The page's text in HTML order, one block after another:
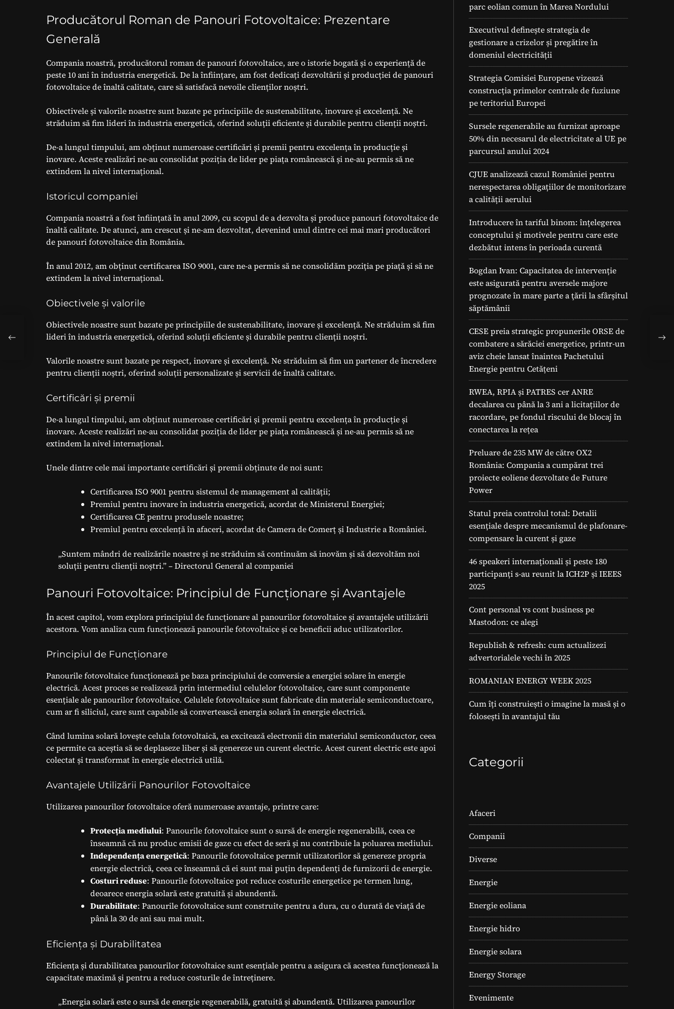
Producătorul Roman de Panouri Fotovoltaice: Prezentare
Generală
Compania noastră, producătorul roman de panouri fotovoltaice, are o istorie bogată și o experiență de
peste 10 ani în industria energetică. De la înființare, am fost dedicați dezvoltării și producției de panouri
fotovoltaice de înaltă calitate, care să satisfacă nevoile clienților noștri.
Obiectivele și valorile noastre sunt bazate pe principiile de sustenabilitate, inovare și excelență. Ne
străduim să fim lideri în industria energetică, oferind soluții eficiente și durabile pentru clienții noștri.
De-a lungul timpului, am obținut numeroase certificări și premii pentru excelența în producție și
inovare. Aceste realizări ne-au consolidat poziția de lider pe piața românească și ne-au permis să ne
extindem la nivel internațional.
Istoricul companiei
Compania noastră a fost înființată în anul 2009, cu scopul de a dezvolta și produce panouri fotovoltaice de
înaltă calitate. De atunci, am crescut și ne-am dezvoltat, devenind unul dintre cei mai mari producători
de panouri fotovoltaice din România.
În anul 2012, am obținut certificarea ISO 9001, care ne-a permis să ne consolidăm poziția pe piață și să ne
extindem la nivel internațional.
Obiectivele și valorile
Obiectivele noastre sunt bazate pe principiile de sustenabilitate, inovare și excelență. Ne străduim să fim
lideri în industria energetică, oferind soluții eficiente și durabile pentru clienții noștri.
Valorile noastre sunt bazate pe respect, inovare și excelență. Ne străduim să fim un partener de încredere
pentru clienții noștri, oferind soluții personalizate și servicii de înaltă calitate.
Certificări și premii
De-a lungul timpului, am obținut numeroase certificări și premii pentru excelența în producție și
inovare. Aceste realizări ne-au consolidat poziția de lider pe piața românească și ne-au permis să ne
extindem la nivel internațional.
Unele dintre cele mai importante certificări și premii obținute de noi sunt:
Certificarea ISO 9001 pentru sistemul de management al calității;
Premiul pentru inovare în industria energetică, acordat de Ministerul Energiei;
Certificarea CE pentru produsele noastre;
Premiul pentru excelență în afaceri, acordat de Camera de Comerț și Industrie a României.
„Suntem mândri de realizările noastre și ne străduim să continuăm să inovăm și să dezvoltăm noi
soluții pentru clienții noștri.” – Directorul General al companiei
Panouri Fotovoltaice: Principiul de Funcționare și Avantajele
În acest capitol, vom explora principiul de funcționare al panourilor fotovoltaice și avantajele utilizării
acestora. Vom analiza cum funcționează panourile fotovoltaice și ce beneficii aduc utilizatorilor.
Principiul de Funcționare
Panourile fotovoltaice funcționează pe baza principiului de conversie a energiei solare în energie
electrică. Acest proces se realizează prin intermediul celulelor fotovoltaice, care sunt componente
esențiale ale panourilor fotovoltaice. Celulele fotovoltaice sunt fabricate din materiale semiconductoare,
cum ar fi siliciul, care sunt capabile să convertească energia solară în energie electrică.
Când lumina solară lovește celula fotovoltaică, ea excitează electronii din materialul semiconductor, ceea
ce permite ca aceștia să se deplaseze liber și să genereze un curent electric. Acest curent electric este apoi
colectat și transformat în energie electrică utilă.
Avantajele Utilizării Panourilor Fotovoltaice
Utilizarea panourilor fotovoltaice oferă numeroase avantaje, printre care:
Protecția mediului: Panourile fotovoltaice sunt o sursă de energie regenerabilă, ceea ce
înseamnă că nu produc emisii de gaze cu efect de seră și nu contribuie la poluarea mediului.
Independența energetică: Panourile fotovoltaice permit utilizatorilor să genereze propria
energie electrică, ceea ce înseamnă că ei sunt mai puțin dependenți de furnizorii de energie.
Costuri reduse: Panourile fotovoltaice pot reduce costurile energetice pe termen lung,
deoarece energia solară este gratuită și abundentă.
Durabilitate: Panourile fotovoltaice sunt construite pentru a dura, cu o durată de viață de
până la 30 de ani sau mai mult.
Eficiența și Durabilitatea
Eficiența și durabilitatea panourilor fotovoltaice sunt esențiale pentru a asigura că acestea funcționează la
capacitate maximă și pentru a reduce costurile de întreținere.
„Energia solară este o sursă de energie regenerabilă, gratuită și abundentă. Utilizarea panourilor
parc eolian comun în Marea Nordului
Executivul definește strategia de
gestionare a crizelor și pregătire în
domeniul electricității
Strategia Comisiei Europene vizează
construcția primelor centrale de fuziune
pe teritoriul Europei
Sursele regenerabile au furnizat aproape
50% din necesarul de electricitate al UE pe
parcursul anului 2024
CJUE analizează cazul României pentru
nerespectarea obligațiilor de monitorizare
a calității aerului
Introducere în tariful binom: înțelegerea
conceptului și motivele pentru care este
dezbătut intens în perioada curentă
Bogdan Ivan: Capacitatea de intervenție
este asigurată pentru aversele majore
prognozate în mare parte a ţării la sfârșitul
săptămânii
CESE preia strategic propunerile ORSE de
combatere a sărăciei energetice, printr-un
aviz cheie lansat înaintea Pachetului
Energie pentru Cetățeni
RWEA, RPIA și PATRES cer ANRE
decalarea cu până la 3 ani a licitațiilor de
racordare, pe fondul riscului de blocaj în
conectarea la rețea
Preluare de 235 MW de către OX2
România: Compania a cumpărat trei
proiecte eoliene dezvoltate de Future
Power
Statul preia controlul total: Detalii
esențiale despre mecanismul de plafonare-
compensare la curent și gaze
46 speakeri internaționali și peste 180
participanți s-au reunit la ICH2P și IEEES
2025
Cont personal vs cont business pe
Mastodon: ce alegi
Republish & refresh: cum actualizezi
advertorialele vechi în 2025
ROMANIAN ENERGY WEEK 2025
Cum îți construiești o imagine la masă și o
folosești în avantajul tău
Categorii
Afaceri
Companii
Diverse
Energie
Energie eoliana
Energie hidro
Energie solara
Energy Storage
Evenimente